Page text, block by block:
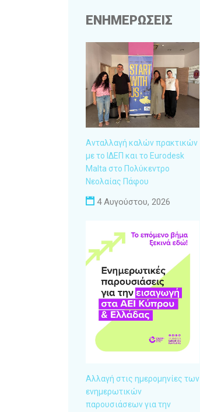
ΕΝΗΜΕΡΩΣΕΙΣ
Ανταλλαγή καλών πρακτικών
με το ΙΔΕΠ και το Eurodesk
Malta στο Πολύκεντρο
Νεολαίας Πάφου
4 Αυγούστου, 2026
Αλλαγή στις ημερομηνίες των
ενημερωτικών
παρουσιάσεων για την